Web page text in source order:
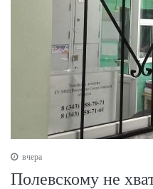
вчера
Полевскому не